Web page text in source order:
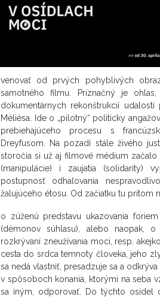
venovať od prvých pohyblivých
samotného filmu. Príznačný je
dokumentárnych rekonštrukcií
Mélièsa. Ide o „pilotný“ politicky
prebiehajúceho procesu s
Dreyfusom. Na pozadí stále živého
storočia si už aj filmové médium
(manipulácie) i zaujatia (solidarity)
postupnosť odhaľovania
žalujúceho étosu. Od začiatku tu pritom
o zúženú predstavu ukazovania
(démonov súhlasu), alebo naopak,
rozkrývaní zneužívania moci, resp.
cesta do srdca temnoty človeka, jeho
sa nedá vlastniť, presadzuje sa a
v spôsoboch konania, ktorými na seba
sa iným, odporovať. Do týchto osídel